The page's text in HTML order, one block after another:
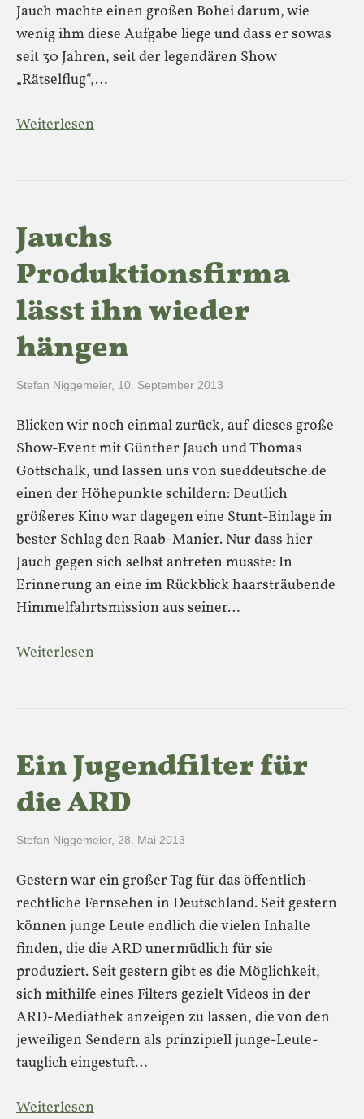
Jauch machte einen großen Bohei darum, wie
wenig ihm diese Aufgabe liege und dass er sowas
seit 30 Jahren, seit der legendären Show
„Rätselflug“,…
Weiterlesen
Jauchs
Produktionsfirma
lässt ihn wieder
hängen
Stefan Niggemeier, 10. September 2013
Blicken wir noch einmal zurück, auf dieses große
Show-Event mit Günther Jauch und Thomas
Gottschalk, und lassen uns von sueddeutsche.de
einen der Höhepunkte schildern: Deutlich
größeres Kino war dagegen eine Stunt-Einlage in
bester Schlag den Raab-Manier. Nur dass hier
Jauch gegen sich selbst antreten musste: In
Erinnerung an eine im Rückblick haarsträubende
Himmelfahrtsmission aus seiner…
Weiterlesen
Ein Jugendfilter für
die ARD
Stefan Niggemeier, 28. Mai 2013
Gestern war ein großer Tag für das öffentlich-
rechtliche Fernsehen in Deutschland. Seit gestern
können junge Leute endlich die vielen Inhalte
finden, die die ARD unermüdlich für sie
produziert. Seit gestern gibt es die Möglichkeit,
sich mithilfe eines Filters gezielt Videos in der
ARD-Mediathek anzeigen zu lassen, die von den
jeweiligen Sendern als prinzipiell junge-Leute-
tauglich eingestuft…
Weiterlesen